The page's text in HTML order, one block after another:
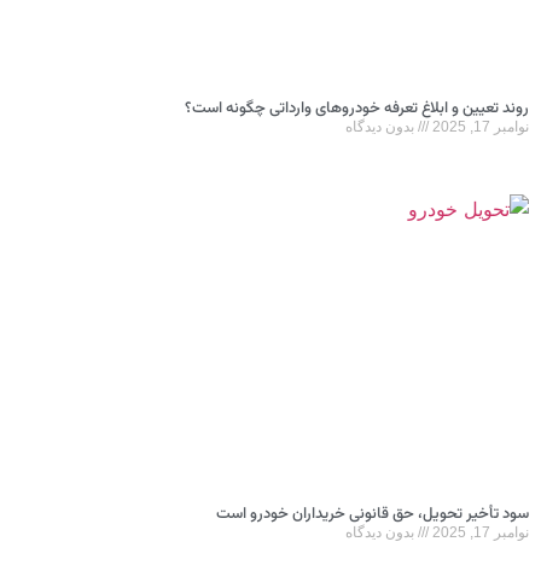
روند تعیین و ابلاغ تعرفه‌ خودروهای وارداتی چگونه است؟
نوامبر 17, 2025 بدون دیدگاه
سود تأخیر تحویل، حق قانونی خریداران خودرو است
نوامبر 17, 2025 بدون دیدگاه